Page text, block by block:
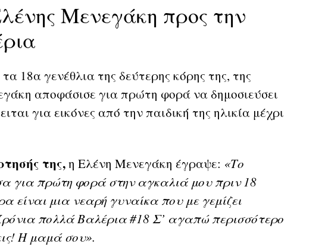
Μενεγάκη προς την
18α γενέθλια της δεύτερης κόρης της, της
αποφάσισε για πρώτη φορά να δημοσιεύσει
για εικόνες από την παιδική της ηλικία μέχρι
της,η Ελένη Μενεγάκη έγραψε: «Το
για πρώτη φορά στην αγκαλιά μου πριν 18
είναι μια νεαρή γυναίκα που με γεμίζει
πολλά Βαλέρια #18 Σ’ αγαπώ περισσότερο
Η μαμά σου».